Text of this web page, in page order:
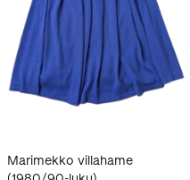
Marimekko villahame